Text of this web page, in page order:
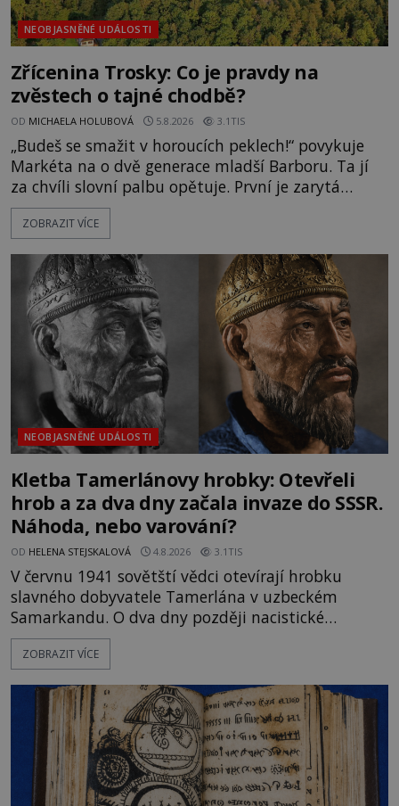
NEOBJASNĚNÉ UDÁLOSTI
Zřícenina Trosky: Co je pravdy na
zvěstech o tajné chodbě?
OD MICHAELA HOLUBOVÁ 5.8.2026 3.1TIS
„Budeš se smažit v horoucích peklech!“ povykuje
Markéta na o dvě generace mladší Barboru. Ta jí
za chvíli slovní palbu opětuje. První je zarytá
katolička, druhá přesvědčená kališnice. A každá z
nich se usídlí na jedné z věží slavného hradu
mezi vůdce protihusitského boje. Za manželku má
skutečně jistou
ZOBRAZIT VÍCE
NEOBJASNĚNÉ UDÁLOSTI
Kletba Tamerlánovy hrobky: Otevřeli
hrob a za dva dny začala invaze do SSSR.
Náhoda, nebo varování?
OD HELENA STEJSKALOVÁ 4.8.2026 3.1TIS
V červnu 1941 sovětští vědci otevírají hrobku
slavného dobyvatele Tamerlána v uzbeckém
Samarkandu. O dva dny později nacistické
Německo zahajuje operaci Barbarossa a napadá
Sovětský svaz. Shoda dat je natolik zarážející, že se
na legendě něco pravdy, nebo jde jen o fascinující
souhru okolností? Když antropolog Michail
Gerasimov (1907-1970) a
ZOBRAZIT VÍCE